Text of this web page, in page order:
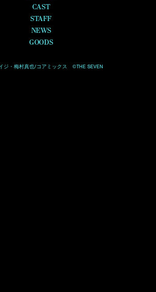
CAST
STAFF
NEWS
GOODS
ジ・梅村真也/コアミックス ©THE SEVEN